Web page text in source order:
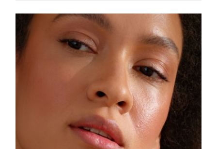
Singapura Entrega prevista 11/08/2026
Eslováquia Entrega prevista09/08/2026
Eslovênia Entrega prevista09/08/2026
Entrega prevista17/08/2026
Entrega prevista 11/08/2026
Entrega prevista 09/08/2026